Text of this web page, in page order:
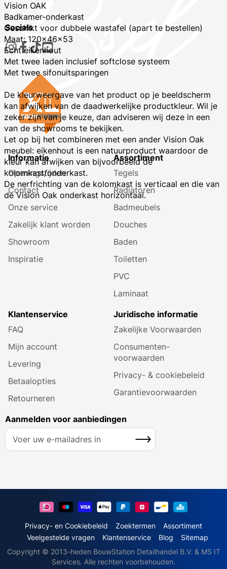
Vision OAK
Badkamer-onderkast
Geschikt voor dubbele wastafel (apart te bestellen)
Maat: 120x46x53
Echt eikenhout
Met twee laden inclusief softclose systeem
Met twee sifonuitsparingen
De kleurweergave van het product op je beeldscherm
kan afwijken van de daadwerkelijke productkleur. Wil je
zeker zijn van je keuze, dan adviseren wij deze in een
van de showrooms te bekijken.
Let op bij het combineren met een ander Vision Oak
meubel: eikenhout is een natuurproduct waardoor de
kleur kan afwijken van bijvoorbeeld de
kolomkast/onderkast.
De nerfrichting van de kolomkast is verticaal en die van
de Vision Oak onderkast horizontaal.
Socials
Informatie
Openingstijden
Contact
Onze service
Zakelijk klant worden
Showroom
Inspiratie
Assortiment
Tegels
Radiatoren
Badmeubels
Douches
Baden
Toiletten
PVC
Laminaat
Klantenservice
FAQ
Mijn account
Levering
Betaalopties
Retourneren
Juridische informatie
Zakelijke Voorwaarden
Consumenten­
voorwaarden
Privacy- & cookiebeleid
Garantie­voorwaarden
Aanmelden voor aanbiedingen
A
e
o
Inschrijven
Privacy- en Cookiebeleid Zoektermen
Assortiment
Veelgestelde vragen
Klantenservice Blog
Sitemap
Copyright © 2013-heden BouwStation Detailhandel B.V. & MS IT
Services. Alle rechten voorbehouden.